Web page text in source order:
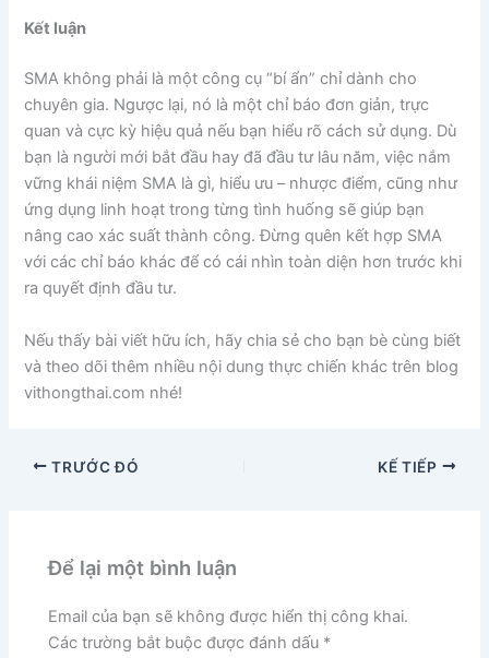
Kết luận
SMA không phải là một công cụ “bí ẩn” chỉ dành cho
chuyên gia. Ngược lại, nó là một chỉ báo đơn giản, trực
quan và cực kỳ hiệu quả nếu bạn hiểu rõ cách sử dụng. Dù
bạn là người mới bắt đầu hay đã đầu tư lâu năm, việc nắm
vững khái niệm SMA là gì, hiểu ưu – nhược điểm, cũng như
ứng dụng linh hoạt trong từng tình huống sẽ giúp bạn
nâng cao xác suất thành công. Đừng quên kết hợp SMA
với các chỉ báo khác để có cái nhìn toàn diện hơn trước khi
ra quyết định đầu tư.
Nếu thấy bài viết hữu ích, hãy chia sẻ cho bạn bè cùng biết
và theo dõi thêm nhiều nội dung thực chiến khác trên blog
vithongthai.com nhé!
TRƯỚC ĐÓ KẾ TIẾP
Để lại một bình luận
Email của bạn sẽ không được hiển thị công khai.
Các trường bắt buộc được đánh dấu *